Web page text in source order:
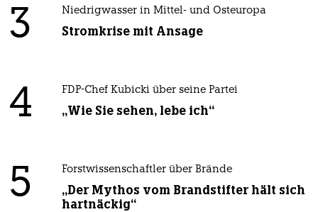
3 Niedrigwasser in Mittel- und Osteuropa
Stromkrise mit Ansage
4 FDP-Chef Kubicki über seine Partei
„Wie Sie sehen, lebe ich“
5 Forstwissenschaftler über Brände
„Der Mythos vom Brandstifter hält sich
hartnäckig“